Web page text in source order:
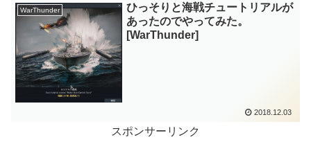
WarThunder
ひっそりと海戦チュートリアルが
あったのでやってみた。
[WarThunder]
2018.12.03
スポンサーリンク